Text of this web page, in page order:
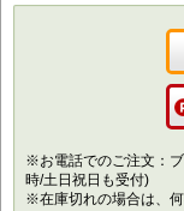
※お電話でのご注文：
時/土日祝日も受付)
※在庫切れの場合は、何